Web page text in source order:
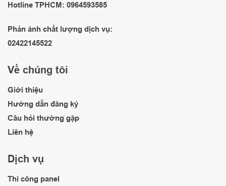
Hotline TPHCM: 0964593585
Phản ánh chất lượng dịch vụ:
02422145522
Về chúng tôi
Giới thiệu
Hướng dẫn đăng ký
Câu hỏi thường gặp
Liên hệ
Dịch vụ
Thi công panel